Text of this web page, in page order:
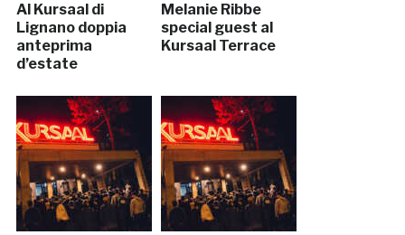
Al Kursaal di
Lignano doppia
anteprima
d’estate
Melanie Ribbe
special guest al
Kursaal Terrace